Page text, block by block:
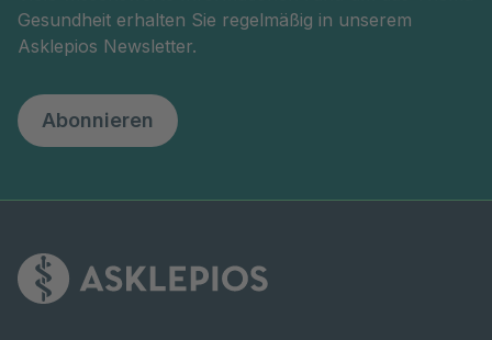
Gesundheit erhalten Sie regelmäßig in unserem
Asklepios Newsletter.
Abonnieren